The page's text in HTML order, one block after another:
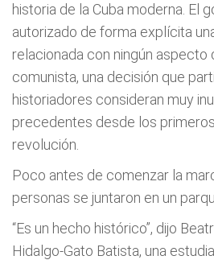
historia de la Cuba moderna. El
autorizado de forma explícita
relacionada con ningún aspecto
comunista, una decisión que
historiadores consideran muy
precedentes desde los
revolución.
Poco antes de comenzar la
personas se juntaron en un
“Es un hecho histórico”, dijo
Hidalgo-Gato Batista, una